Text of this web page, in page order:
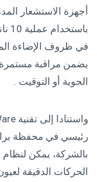
في ظروف الإضاءة
يضمن مراقبة
الجوية أو التوقيت .
بالشركة، يمكن
الحركات الدقيقة